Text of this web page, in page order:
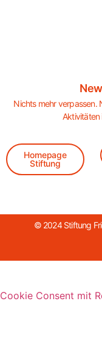
Nichts mehr verpassen.
Aktivitäten
Homepage
Stiftung
© 2024 Stiftung
Cookie Consent mit